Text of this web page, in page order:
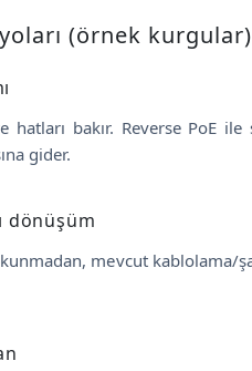
(örnek kurgular)
hatları bakır. Reverse PoE
gider.
dönüşüm
mevcut kablolama/